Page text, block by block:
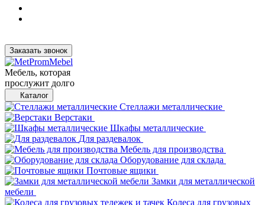
Заказать звонок
Мебель, которая
прослужит долго
Каталог
Стеллажи металлические
Верстаки
Шкафы металлические
Для раздевалок
Мебель для производства
Оборудование для склада
Почтовые ящики
Замки для металлической
мебели
Колеса для грузовых